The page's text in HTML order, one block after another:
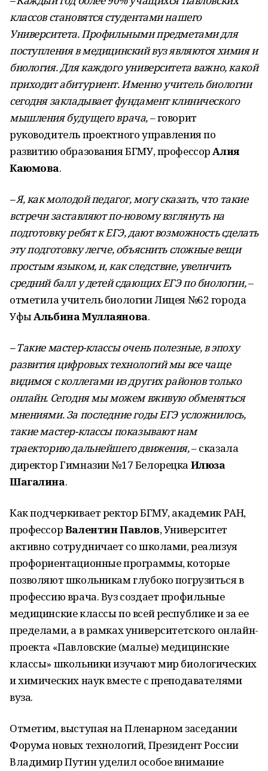
классов становятся студентами нашего
Университета. Профильными предметами для
поступления в медицинский вуз являются химия и
биология. Для каждого университета важно, какой
приходит абитуриент. Именно учитель биологии
сегодня закладывает фундамент клинического
мышления будущего врача,– говорит
руководитель проектного управления по
развитию образования БГМУ, профессорАлия
Каюмова.
– Я, как молодой педагог, могу сказать, что такие
встречи заставляют по-новому взглянуть на
подготовку ребят к ЕГЭ, дают возможность сделать
эту подготовку легче, объяснить сложные вещи
простым языком, и, как следствие, увеличить
средний балл у детей сдающих ЕГЭ по биологии,–
отметила учитель биологии Лицея №62 города
УфыАльбина Муллаянова.
– Такие мастер-классы очень полезные, в эпоху
развития цифровых технологий мы все чаще
видимся с коллегами из других районов только
онлайн. Сегодня мы можем вживую обменяться
мнениями. За последние годы ЕГЭ усложнилось,
такие мастер-классы показывают нам
траекторию дальнейшего движения,– сказала
директор Гимназии №17 Белорецка Илюза
Шагалина.
Как подчеркивает ректор БГМУ, академик РАН,
профессорВалентин Павлов, Университет
активно сотрудничает со школами, реализуя
профориентационные программы, которые
позволяют школьникам глубоко погрузиться в
профессию врача. Вуз создает профильные
медицинские классы по всей республике и за ее
пределами, а в рамках университетского онлайн-
проекта «Павловские (малые) медицинские
классы» школьники изучают мир биологических
и химических наук вместе с преподавателями
вуза.
Отметим, выступая на Пленарном заседании
Форума новых технологий, Президент России
Владимир Путин уделил особое внимание